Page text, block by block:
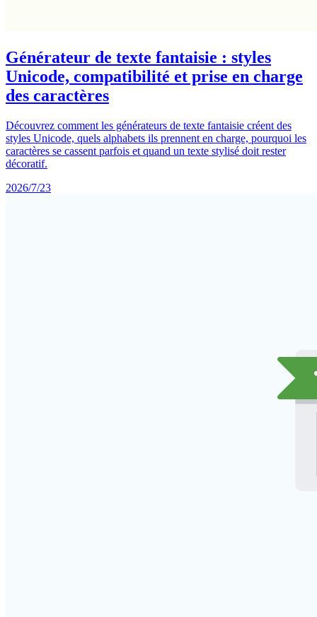
Générateur de texte fantaisie : styles
Unicode, compatibilité et prise en charge
des caractères
Découvrez comment les générateurs de texte fantaisie créent des
styles Unicode, quels alphabets ils prennent en charge, pourquoi les
caractères se cassent parfois et quand un texte stylisé doit rester
décoratif.
2026/7/23